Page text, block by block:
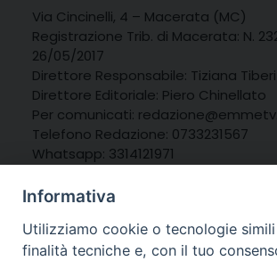
Via Cincinelli, 4 – Macerata (MC)
Registrazione Trib. di Macerata: N.
26/05/2017
Direttore Responsabile: Tiziana Tiberi
Direttore Editoriale: Piero Chinellato
Per comunicati:
Telefono Redazione: 0733231567
Whatsapp: 3314121971
Informativa
Utilizziamo cookie o tecnologie
finalità tecniche e, con il tuo